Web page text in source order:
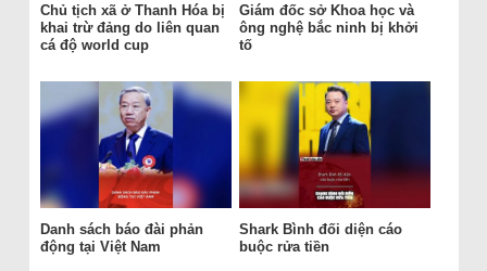
Chủ tịch xã ở Thanh Hóa bị
khai trừ đảng do liên quan
cá độ world cup
Giám đốc sở Khoa học và
ông nghệ bắc ninh bị khởi
tố
Danh sách báo đài phản
động tại Việt Nam
Shark Bình đối diện cáo
buộc rửa tiền